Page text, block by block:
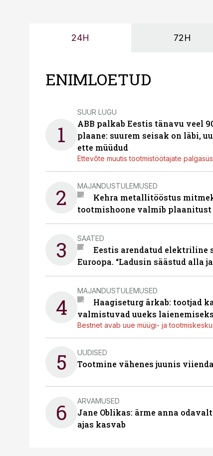
24H 72H
ENIMLOETUD
1
SUUR LUGU
ABB palkab Eestis tänavu veel
plaane: suurem seisak on läbi,
ette müüdud
Ettevõte muutis tootmistöötajate
2 MAJANDUSTULEMUSED
Kehra metallitööstus
tootmishoone valmib plaanitust
3 SAATED
Eestis arendatud elektriline
Euroopa. “Ladusin säästud alla
4
MAJANDUSTULEMUSED
Haagiseturg ärkab: tootjad
valmistuvad uueks laienemiseks
Bestnet avab uue müügi- ja
5 UUDISED
Tootmine vähenes juunis
6 ARVAMUSED
Jane Oblikas: ärme anna
ajas kasvab